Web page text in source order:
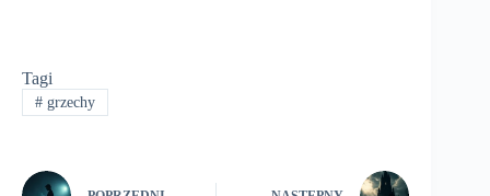
Tagi
#grzechy